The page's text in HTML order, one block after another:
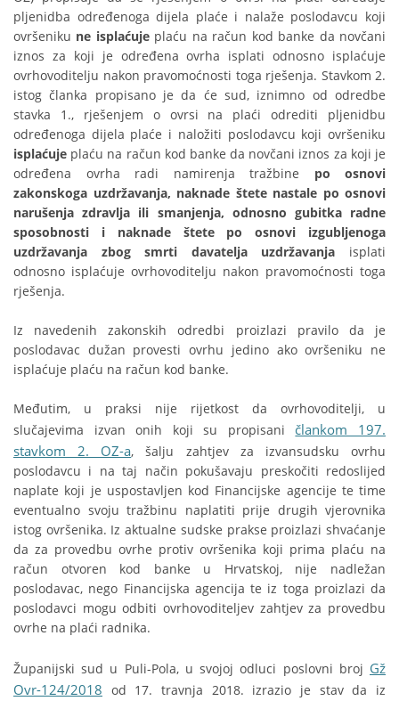
pljenidba određenoga dijela plaće i nalaže poslodavcu koji
ovršeniku ne isplaćujeplaću na račun kod banke da novčani
iznos za koji je određena ovrha isplati odnosno isplaćuje
ovrhovoditelju nakon pravomoćnosti toga rješenja. Stavkom 2.
istog članka propisano je da će sud, iznimno od odredbe
stavka 1., rješenjem o ovrsi na plaći odrediti pljenidbu
određenoga dijela plaće i naložiti poslodavcu koji ovršeniku
isplaćuje plaću na račun kod banke da novčani iznos za koji je
određena ovrha radi namirenja tražbine po osnovi
zakonskoga uzdržavanja, naknade štete nastale po osnovi
narušenja zdravlja ili smanjenja, odnosno gubitka radne
sposobnosti i naknade štete po osnovi izgubljenoga
uzdržavanja zbog smrti davatelja uzdržavanja isplati
odnosno isplaćuje ovrhovoditelju nakon pravomoćnosti toga
rješenja.
Iz navedenih zakonskih odredbi proizlazi pravilo da je
poslodavac dužan provesti ovrhu jedino ako ovršeniku ne
isplaćuje plaću na račun kod banke.
Međutim, u praksi nije rijetkost da ovrhovoditelji, u
slučajevima izvan onih koji su propisani člankom 197.
stavkom 2. OZ-a, šalju zahtjev za izvansudsku ovrhu
poslodavcu i na taj način pokušavaju preskočiti redoslijed
naplate koji je uspostavljen kod Financijske agencije te time
eventualno svoju tražbinu naplatiti prije drugih vjerovnika
istog ovršenika. Iz aktualne sudske prakse proizlazi shvaćanje
da za provedbu ovrhe protiv ovršenika koji prima plaću na
račun otvoren kod banke u Hrvatskoj, nije nadležan
poslodavac, nego Financijska agencija te iz toga proizlazi da
poslodavci mogu odbiti ovrhovoditeljev zahtjev za provedbu
ovrhe na plaći radnika.
Županijski sud u Puli-Pola, u svojoj odluci poslovni broj Gž
Ovr-124/2018 od 17. travnja 2018. izrazio je stav da iz